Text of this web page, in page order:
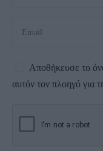
Αποθήκευσε το
αυτόν τον πλοηγό για